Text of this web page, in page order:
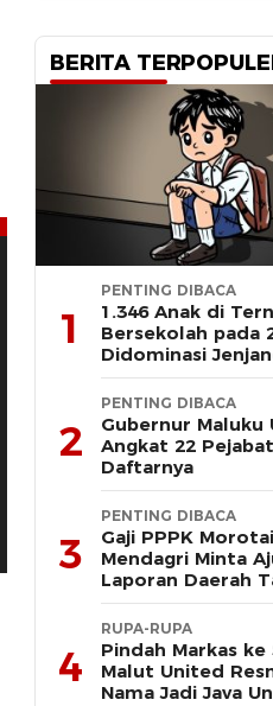
BERITA
1
PENTING DIBACA
1.346 Anak di
Bersekolah pada
Didominasi
2
PENTING DIBACA
Gubernur Maluku
Angkat 22
Daftarnya
3
PENTING DIBACA
Gaji PPPK
Mendagri Minta
Laporan Daerah
Bayar Pegawai
4
RUPA-RUPA
Pindah Markas ke
Malut United
Nama Jadi Java